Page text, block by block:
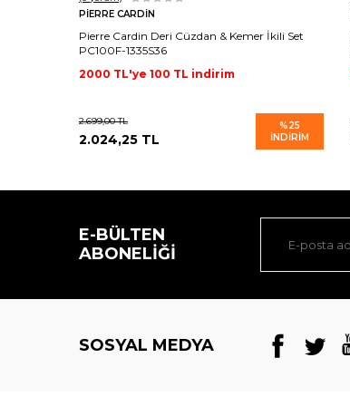
PIERRE CARDIN
Pierre Cardin Deri Cüzdan & Kemer İkili Set
PC100F-1335S36
2000 TL'ye 100 TL indirim
2.699,00TL
2.024,25 TL
%25
İNDIRIM
E-BÜLTEN
ABONELIĞI
SOSYAL MEDYA